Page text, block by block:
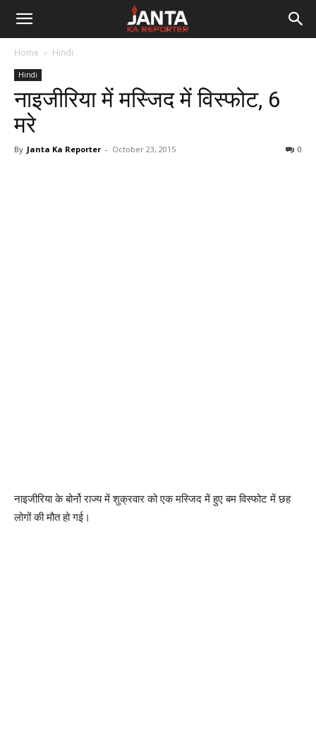
Janta
Reporter
Home Hindi
Hindi
नाइजीरिया में मस्जिद में विस्फोट, 6
मरे
By Janta Ka Reporter - October 23, 2015 0
नाइजीरिया के बोर्नो राज्य में शुक्रवार को एक मस्जिद में हुए बम विस्फोट में छह
लोगों की मौत हो गई।